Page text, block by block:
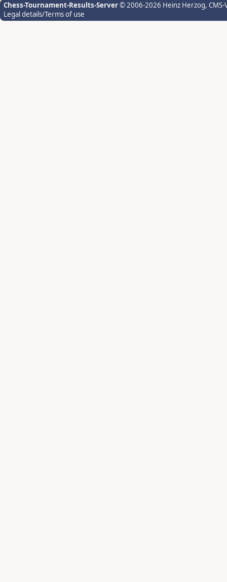
Chess-Tournament-Results-Server© 2006-2026 Heinz Herzog,
Legal details/Terms of use